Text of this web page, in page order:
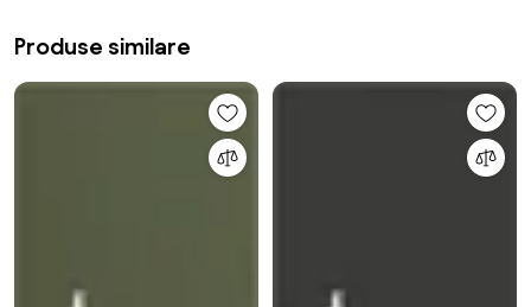
Produse similare